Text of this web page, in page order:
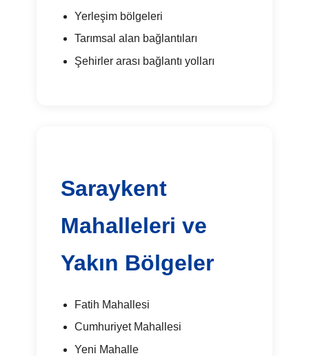
Yerleşim bölgeleri
Tarımsal alan bağlantıları
Şehirler arası bağlantı yolları
Saraykent
Mahalleleri ve
Yakın Bölgeler
Fatih Mahallesi
Cumhuriyet Mahallesi
Yeni Mahalle